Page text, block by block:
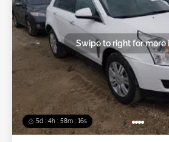
5d : 4h : 58m : 13s
Swipe to right for more